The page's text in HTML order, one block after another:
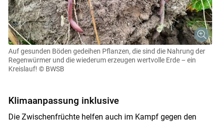
Auf gesunden Böden gedeihen Pflanzen, die sind die Nahrung der
Regenwürmer und die wiederum erzeugen wertvolle Erde – ein
Kreislauf! © BWSB
Klimaanpassung inklusive
Die Zwischenfrüchte helfen auch im Kampf gegen den